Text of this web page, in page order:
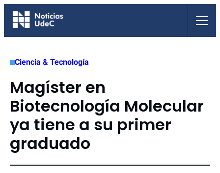
Saltar
Ciencia & Tecnología
Magíster en
Biotecnología Molecular
ya tiene a su primer
graduado